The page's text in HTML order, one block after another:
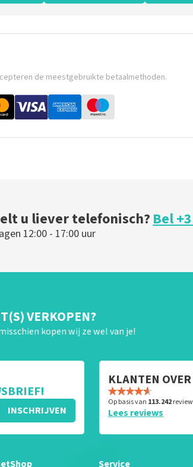
de meestgebruikte betaalmethoden.
u liever telefonisch?Bel
12:00 - 17:00 uur
VERKOPEN?
kopen wij ze wel van je!
INSCHRIJVEN
KLANTEN
Op basis van 113.242
Lees reviews
Service